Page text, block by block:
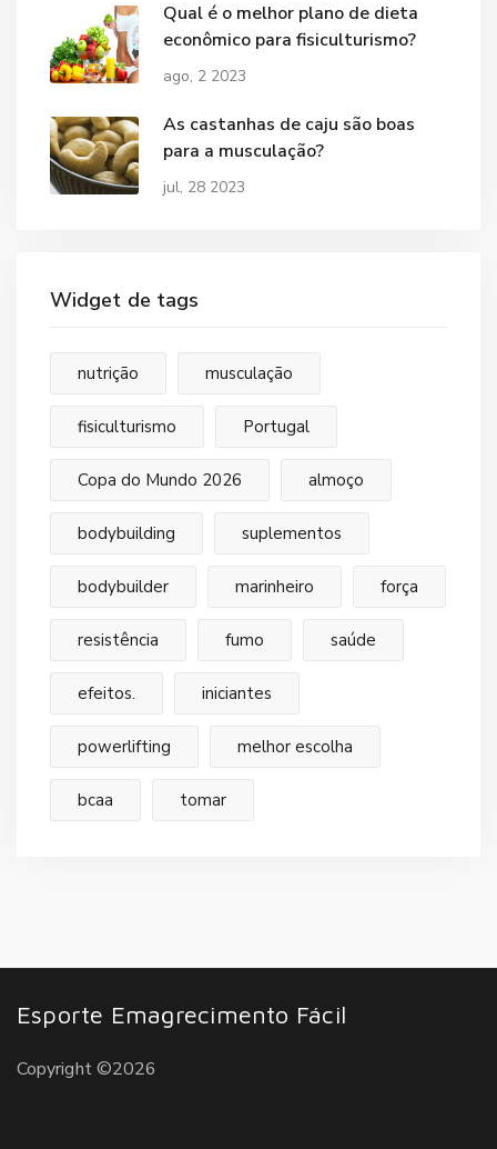
Qual é o melhor plano de dieta
econômico para fisiculturismo?
ago, 2 2023
As castanhas de caju são boas
para a musculação?
jul, 28 2023
Widget de tags
nutrição musculação
fisiculturismo Portugal
Copa do Mundo 2026 almoço
bodybuilding suplementos
bodybuilder marinheiro força
resistência fumo saúde
efeitos. iniciantes
powerlifting melhor escolha
bcaa tomar
Esporte Emagrecimento Fácil
Copyright ©2026